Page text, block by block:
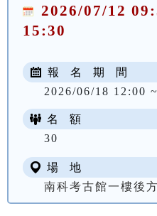
2026/07/12
15:30
報 名 期 間
2026/06/18 12:00
名 額
30
場 地
南科考古館一樓後